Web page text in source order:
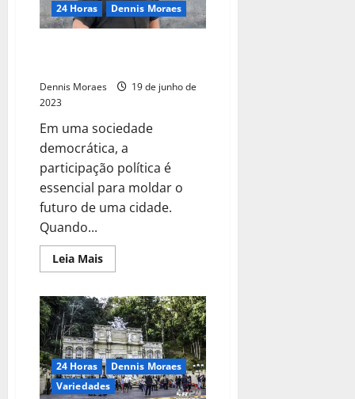
24 Horas Dennis Moraes
Dennis Moraes
19 de junho de
2023
Em uma sociedade
democrática, a
participação política é
essencial para moldar o
futuro de uma cidade.
Quando...
Leia Mais
24 Horas
Dennis Moraes
Variedades